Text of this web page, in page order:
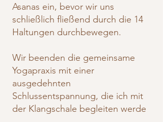
Asanas ein, bevor wir uns
schließlich fließend durch die 14
Haltungen durchbewegen.
Wir beenden die gemeinsame
Yogapraxis mit einer
ausgedehnten
Schlussentspannung, die ich mit
der Klangschale begleiten werde